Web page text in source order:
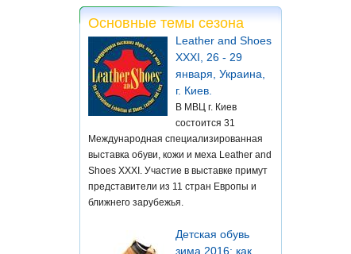
Основные темы сезона
Leather and Shoes
XXXI, 26 - 29
января, Украина,
г. Киев.
В МВЦ г. Киев
состоится 31
Международная специализированная
выставка обуви, кожи и меха Leather and
Shoes XXXI. Участие в выставке примут
представители из 11 стран Европы и
ближнего зарубежья.
Детская обувь
зима 2016: как